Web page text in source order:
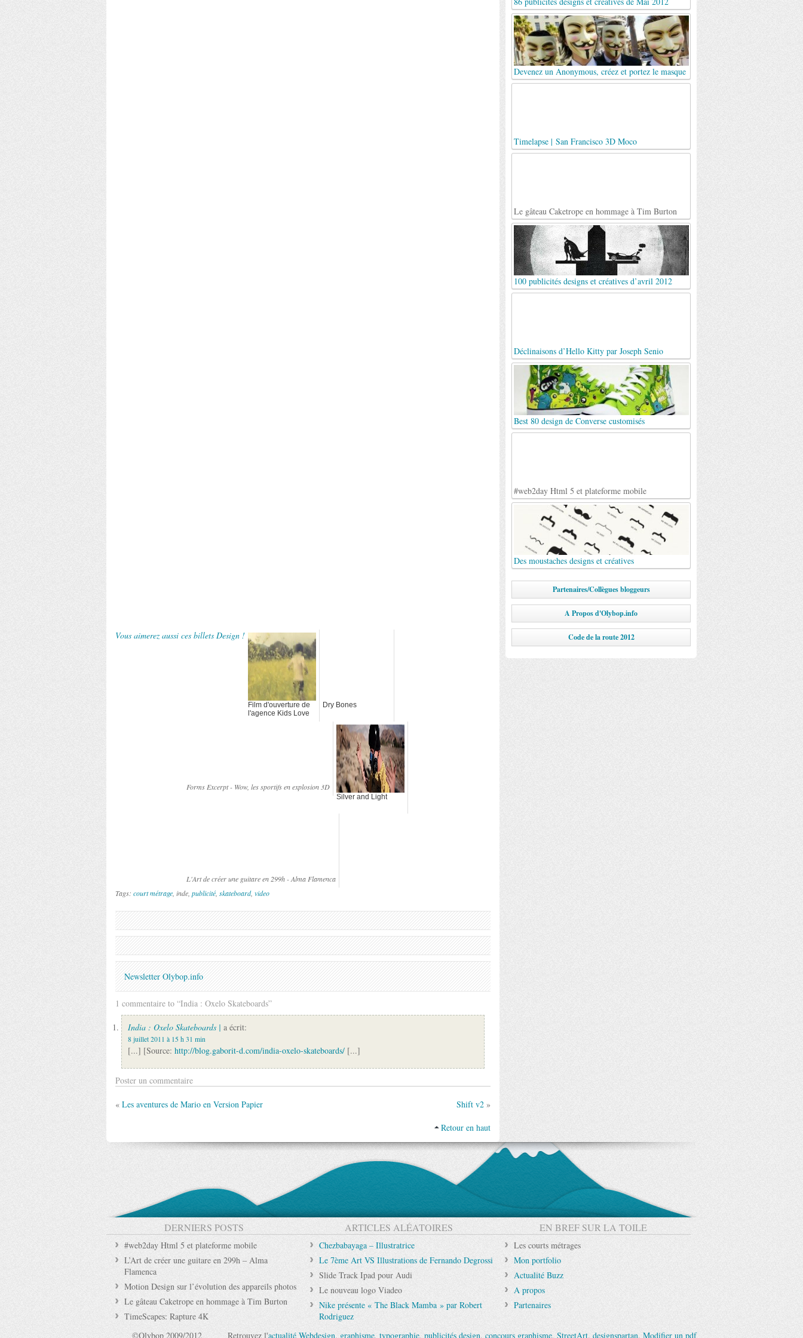
Vous aimerez aussi ces billets Design !
Film d'ouverture de
l'agence Kids Love
Dry Bones
Forms Excerpt - Wow, les sportifs en explosion 3D
Silver and Light
L'Art de créer une guitare en 299h - Alma Flamenca
Tags: court métrage , inde, publicité skateboard, video
Newsletter Olybop.info
1 commentaire to “India : Oxelo Skateboards”
India : Oxelo Skateboards | a écrit:
8 juillet 2011 à 15 h 31 min
[...] [Source: http://blog.gaborit-d.com/india-oxelo-skateboards/ [...]
Poster un commentaire
« Les aventures de Mario en Version Papier Shift v2 »
Retour en haut
Devenez un Anonymous, créez et portez le masque
Timelapse | San Francisco 3D Moco
Le gâteau Caketrope en hommage à Tim Burton
100 publicités designs et créatives d’avril 2012
Déclinaisons d’Hello Kitty par Joseph Senio
Best 80 design de Converse customisés
#web2day Html 5 et plateforme mobile
Des moustaches designs et créatives
Partenaires/Collègues bloggeurs
A Propos d'Olybop.info
Code de la route 2012
DERNIERS POSTS
#web2day Html 5 et plateforme mobile
L’Art de créer une guitare en 299h – Alma
Flamenca
Motion Design sur l’évolution des appareils photos
Le gâteau Caketrope en hommage à Tim Burton
TimeScapes: Rapture 4K
ARTICLES ALÉATOIRES
Chezbabayaga – Illustratrice
Le 7ème Art VS Illustrations de Fernando Degrossi
Slide Track Ipad pour Audi
Le nouveau logo Viadeo
Nike présente « The Black Mamba » par Robert
Rodriguez
EN BREF SUR LA TOILE
Les courts métrages
Mon portfolio
Actualité Buzz
A propos
Partenaires
©Olybop 2009/2012 Retrouvez l'actualité Webdesign, graphisme, typographie, publicités design, concours graphisme, StreetArt, designspartan. Modifier un pdf